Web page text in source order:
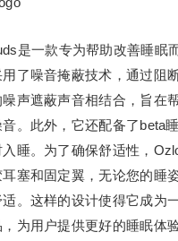
是一款专为帮助改善睡眠
了噪音掩蔽技术，通过阻
声遮蔽声音相结合，旨在
。此外，它还配备了beta
睡。为了确保舒适性，
塞和固定翼，无论您的睡
。这样的设计使得它成为
为用户提供更好的睡眠体验